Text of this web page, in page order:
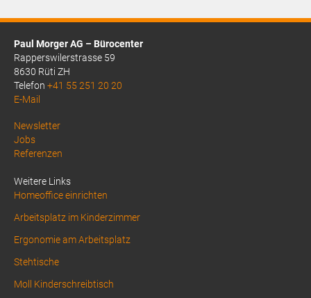
Paul Morger AG – Bürocenter
Rapperswilerstrasse 59
8630 Rüti ZH
Telefon +41 55 251 20 20
E-Mail
Above
Footer
Newsletter
Jobs
Referenzen
Weitere Links
Homeoffice einrichten
Arbeitsplatz im Kinderzimmer
Ergonomie am Arbeitsplatz
Stehtische
Moll Kinderschreibtisch